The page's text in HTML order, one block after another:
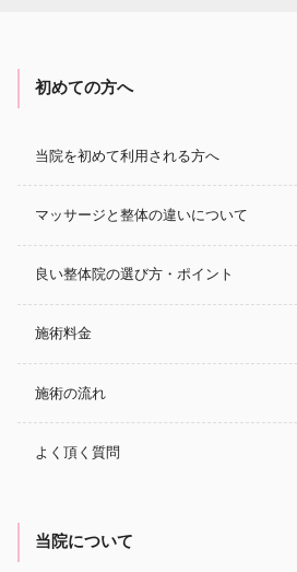
初めての方へ
当院を初めて利用される方へ
マッサージと整体の違いについて
良い整体院の選び方・ポイント
施術料金
施術の流れ
よく頂く質問
当院について